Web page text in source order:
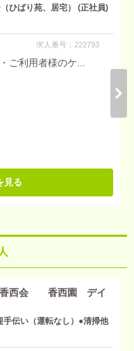
ひばり苑、居宅） (正社員)
求人番号：222793
ご利用者様のケ...
見る
香西会 香西園 デイ
伝い（運転なし）●清掃他